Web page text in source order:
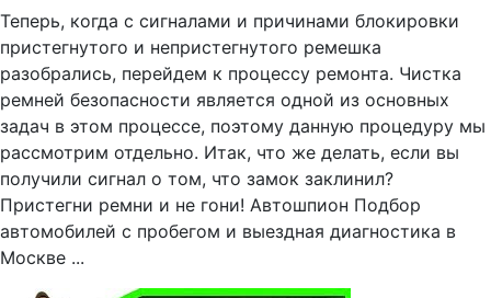
Теперь, когда с сигналами и причинами блокировки
пристегнутого и непристегнутого ремешка
разобрались, перейдем к процессу ремонта. Чистка
ремней безопасности является одной из основных
задач в этом процессе, поэтому данную процедуру мы
рассмотрим отдельно. Итак, что же делать, если вы
получили сигнал о том, что замок заклинил?
Пристегни ремни и не гони! Автошпион Подбор
автомобилей с пробегом и выездная диагностика в
Москве ...